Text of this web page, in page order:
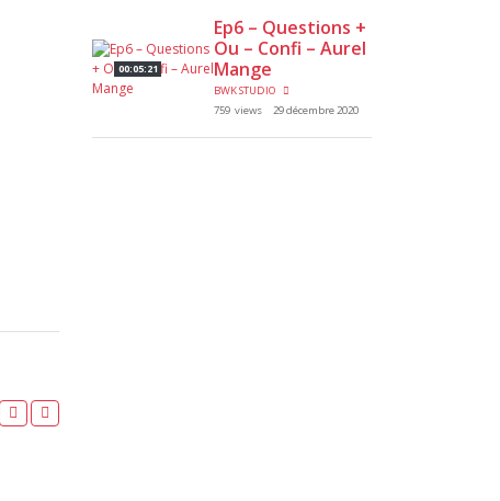
00:05:21
Ep6 – Questions +
Ou – Confi – Aurel
Mange
BWK STUDIO
759 views
29 décembre 2020